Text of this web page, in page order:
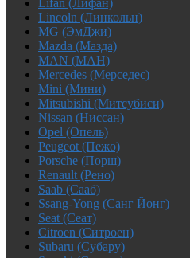
Lifan (Лифан)
Lincoln (Линкольн)
MG (ЭмДжи)
Mazda (Мазда)
MAN (МАН)
Mercedes (Мерседес)
Mini (Мини)
Mitsubishi (Митсубиси)
Nissan (Ниссан)
Opel (Опель)
Peugeot (Пежо)
Porsche (Порш)
Renault (Рено)
Saab (Сааб)
Ssang-Yong (Санг Йонг)
Seat (Сеат)
Citroen (Ситроен)
Subaru (Субару)